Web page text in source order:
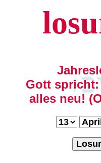
Gott spricht:
alles neu!